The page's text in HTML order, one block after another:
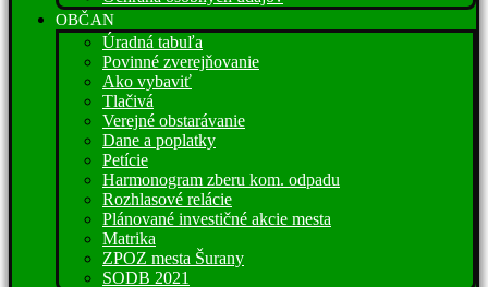
OBČAN
Úradná tabuľa
Povinné zverejňovanie
Ako vybaviť
Tlačivá
Verejné obstarávanie
Dane a poplatky
Petície
Harmonogram zberu kom. odpadu
Rozhlasové relácie
Plánované investičné akcie mesta
Matrika
ZPOZ mesta Šurany
SODB 2021